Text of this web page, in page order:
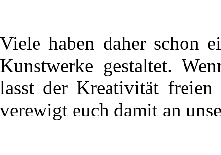
Viele haben daher schon
Kunstwerke gestaltet.
lasst der Kreativität
verewigt euch damit an